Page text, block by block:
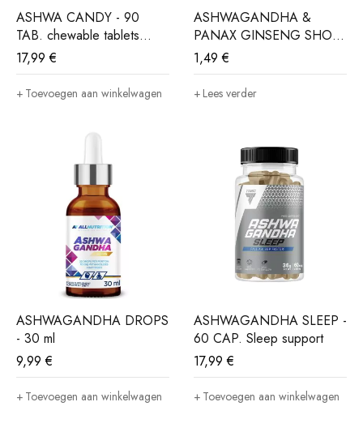
ASHWA CANDY - 90
TAB. chewable tablets
strawberry twist
17,99€
Toevoegen aan winkelwagen
ASHWAGANDHA &
PANAX GINSENG SHOT
- 80ml
1,49€
Lees verder
ASHWAGANDHA DROPS
- 30 ml
9,99€
Toevoegen aan winkelwagen
ASHWAGANDHA SLEEP -
60 CAP. Sleep support
17,99€
Toevoegen aan winkelwagen